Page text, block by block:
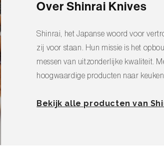
te voorkomen. Vermijd de vaatwasser
afnemen met een licht vochtige
houden. Zo blijf je genieten van
om de levensduur van de
Over Shinrai Knives
Shinrai, het Japanse woord voor
zij voor staan. Hun missie is het
messen van uitzonderlijke kwaliteit.
hoogwaardige producten naar
Bekijk alle producten van